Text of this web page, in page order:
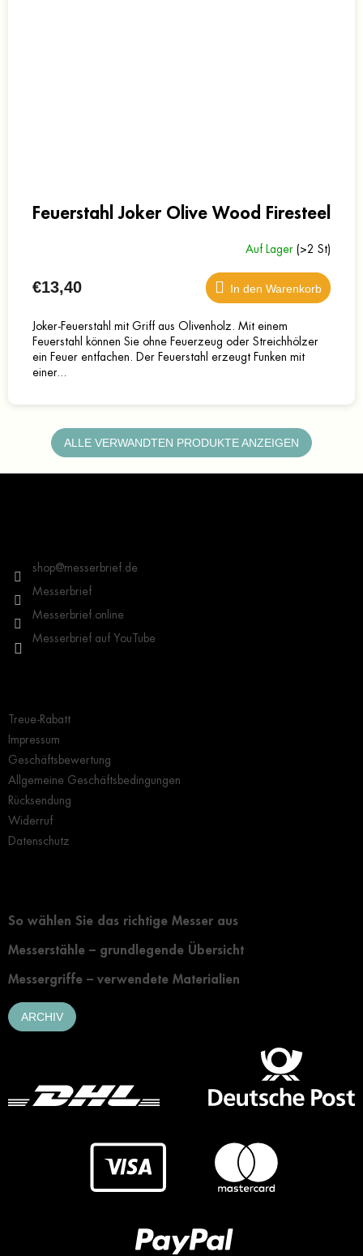
Feuerstahl Joker Olive Wood Firesteel
Auf Lager (>2 St)
€13,40 In den Warenkorb
Joker-Feuerstahl mit Griff aus Olivenholz. Mit einem
Feuerstahl können Sie ohne Feuerzeug oder Streichhölzer
ein Feuer entfachen. Der Feuerstahl erzeugt Funken mit
einer...
ALLE VERWANDTEN PRODUKTE ANZEIGEN
shop@messerbrief.de
Messerbrief
Messerbrief.online
Messerbrief auf YouTube
Treue-Rabatt
Impressum
Geschäftsbewertung
Allgemeine Geschäftsbedingungen
Rücksendung
Widerruf
Datenschutz
So wählen Sie das richtige Messer aus
Messerstähle – grundlegende Übersicht
Messergriffe – verwendete Materialien
ARCHIV